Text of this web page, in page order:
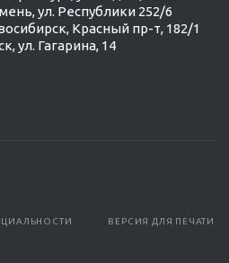
ул. Республики 252/6
Красный пр-т, 182/1
ул. ​Гагарина, 14
ВЕРСИЯ ДЛЯ ПЕЧАТИ